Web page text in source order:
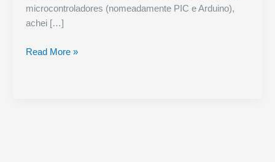
microcontroladores (nomeadamente PIC e Arduino),
achei […]
Comunicações
Read More »